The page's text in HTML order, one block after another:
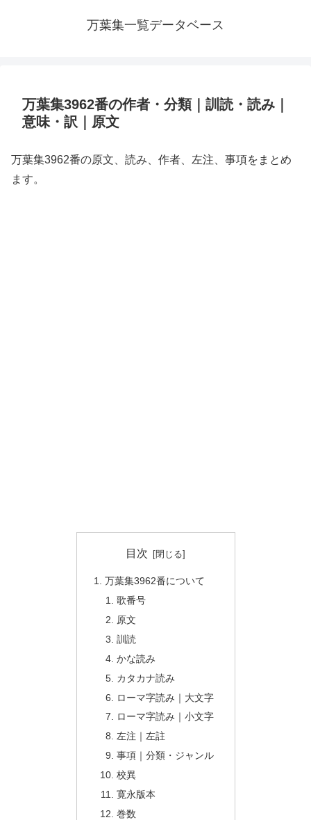
万葉集一覧データベース
万葉集3962番の作者・分類｜訓読・読み｜
意味・訳｜原文
万葉集3962番の原文、読み、作者、左注、事項をまとめ
ます。
目次
万葉集3962番について
歌番号
原文
訓読
かな読み
カタカナ読み
ローマ字読み｜大文字
ローマ字読み｜小文字
左注｜左註
事項｜分類・ジャンル
校異
寛永版本
巻数